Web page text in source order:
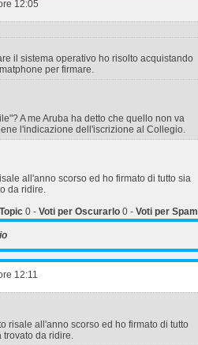
12:05
il sistema operativo ho risolto acquistando
per firmare.
A me Aruba ha detto che quello non va
l'indicazione dell'iscrizione al Collegio.
all'anno scorso ed ho firmato di tutto sia
da ridire.
0 - Voti per Oscurarlo 0 - Voti per Spam
12:11
risale all'anno scorso ed ho firmato di tutto
trovato da ridire.